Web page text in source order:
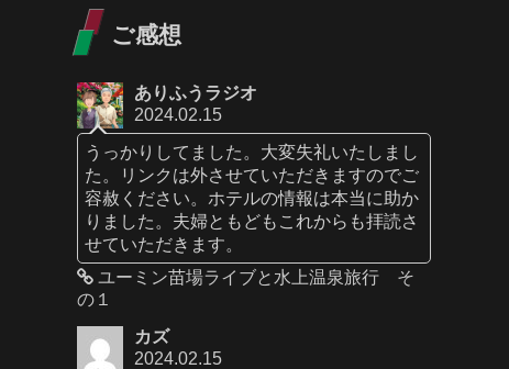
ご感想
ありふうラジオ
2024.02.15
うっかりしてました。大変失礼いたしまし
た。リンクは外させていただきますのでご
容赦ください。ホテルの情報は本当に助か
りました。夫婦ともどもこれからも拝読さ
せていただきます。
ユーミン苗場ライブと水上温泉旅行 そ
の１
カズ
2024.02.15